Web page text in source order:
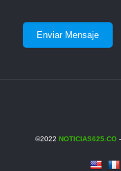
©2022 NOTICIAS625.CO-